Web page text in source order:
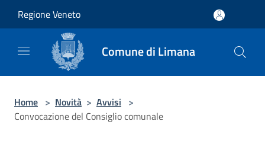
Regione Veneto
Comune di Limana
Home > Novità > Avvisi >
Convocazione del Consiglio comunale